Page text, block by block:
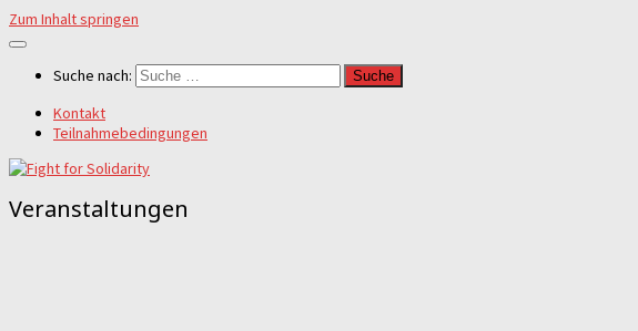
Zum Inhalt springen
Suche nach:
Kontakt
Teilnahmebedingungen
Veranstaltungen